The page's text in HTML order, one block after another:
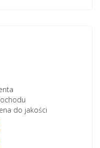
do jakości